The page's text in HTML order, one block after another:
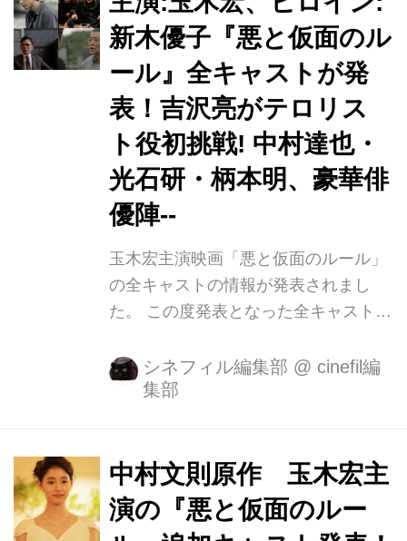
宏を演じるのは、映画、舞台など幅広
いジャンルで活躍する玉木宏。そのほ
か、新木優子、吉沢亮、中村達也、光
石研、村井 國夫、柄本明ら実力派キャ
ストが集結しました。 メガホンをとる
のは、数々のPVやCMを手掛けてきた
新鋭・中村哲平。壮大なサスペンスと
深遠で哲学的なドラマを圧倒的な演...
新木優子『悪と仮面のル
ール』全キャストが発
表！吉沢亮がテロリス
ト役初挑戦! 中村達也・
光石研・柄本明、豪華俳
優陣--
玉木宏主演映画「悪と仮面のルール」
の全キャストの情報が発表されまし
た。 この度発表となった全キャスト
場版 FINAL」「斉木楠雄のΨ難」「リ
バ ース・エッジ」など話題作が目白押
バーとして登場。さらに中村達也、光
石研、柄本明らバラエティに富み、か
つベテランの役者たちが脇を固めてい
シネフィル編集部 @ cinefil編
集部
中村文則原作 玉木宏主
演の『悪と仮面のルー